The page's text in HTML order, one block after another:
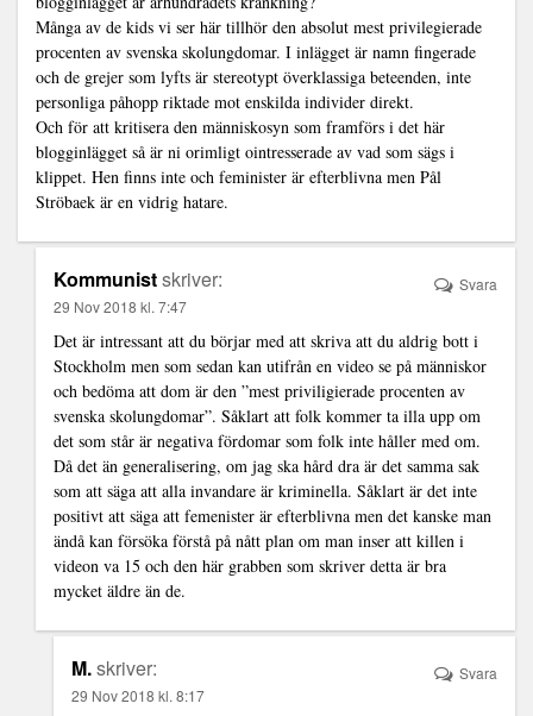
Många av de kids vi ser här tillhör den absolut mest privilegierade
procenten av svenska skolungdomar. I inlägget är namn fingerade
och de grejer som lyfts är stereotypt överklassiga beteenden, inte
personliga påhopp riktade mot enskilda individer direkt.
Och för att kritisera den människosyn som framförs i det här
blogginlägget så är ni orimligt ointresserade av vad som sägs i
klippet. Hen finns inte och feminister är efterblivna men Pål
Ströbaek är en vidrig hatare.
Kommunistskriver:
29 Nov 2018 kl. 7:47
Det är intressant att du börjar med att skriva att du aldrig bott i
Stockholm men som sedan kan utifrån en video se på människor
och bedöma att dom är den ”mest priviligierade procenten av
svenska skolungdomar”. Såklart att folk kommer ta illa upp om
det som står är negativa fördomar som folk inte håller med om.
Då det än generalisering, om jag ska hård dra är det samma sak
som att säga att alla invandare är kriminella. Såklart är det inte
positivt att säga att femenister är efterblivna men det kanske man
ändå kan försöka förstå på nått plan om man inser att killen i
videon va 15 och den här grabben som skriver detta är bra
mycket äldre än de.
Svara
M.skriver:
29 Nov 2018 kl. 8:17
Svara